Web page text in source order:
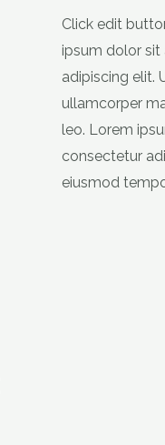
Click edit
ipsum dolor
adipiscing elit.
ullamcorper
leo. Lorem
consectetur
eiusmod
dolore
veniam, quis
laboris nisi ut
consequat.
reprehenderit in